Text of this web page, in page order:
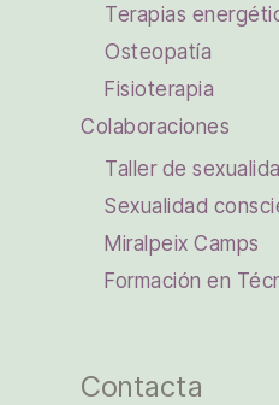
Terapias
Osteopatía
Fisioterapia
Colaboraciones
Taller de
Sexualidad
Miralpeix Camps
Formación en
Contacta